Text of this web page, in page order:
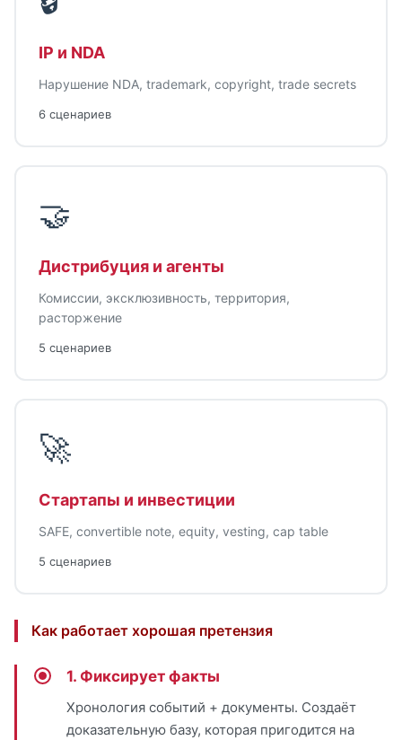
IP и NDA
Нарушение NDA, trademark, copyright, trade secrets
6 сценариев
🤝
Дистрибуция и агенты
Комиссии, эксклюзивность, территория,
расторжение
5 сценариев
🚀
Стартапы и инвестиции
SAFE, convertible note, equity, vesting, cap table
5 сценариев
Как работает хорошая претензия
1. Фиксирует факты
Хронология событий + документы. Создаёт
доказательную базу, которая пригодится на